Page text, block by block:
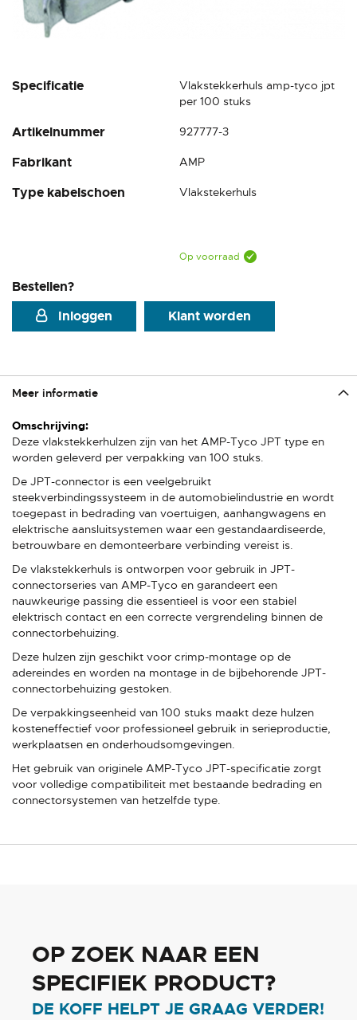
Specificatie
Vlakstekkerhuls amp-tyco jpt
per 100 stuks
Artikelnummer 927777-3
Fabrikant AMP
Type kabelschoen Vlakstekerhuls
Op voorraad
Bestellen?
Inloggen
Klant worden
Ga
begin
de
gallerij
Meer informatie
Meer
informatie
Deze vlakstekkerhulzen zijn van het AMP-Tyco JPT type en
worden geleverd per verpakking van 100 stuks.
De JPT-connector is een veelgebruikt
steekverbindingssysteem in de automobielindustrie en wordt
toegepast in bedrading van voertuigen, aanhangwagens en
elektrische aansluitsystemen waar een gestandaardiseerde,
betrouwbare en demonteerbare verbinding vereist is.
De vlakstekkerhuls is ontworpen voor gebruik in JPT-
connectorseries van AMP-Tyco en garandeert een
nauwkeurige passing die essentieel is voor een stabiel
elektrisch contact en een correcte vergrendeling binnen de
connectorbehuizing.
Deze hulzen zijn geschikt voor crimp-montage op de
adereindes en worden na montage in de bijbehorende JPT-
connectorbehuizing gestoken.
De verpakkingseenheid van 100 stuks maakt deze hulzen
kosteneffectief voor professioneel gebruik in serieproductie,
werkplaatsen en onderhoudsomgevingen.
Het gebruik van originele AMP-Tyco JPT-specificatie zorgt
voor volledige compatibiliteit met bestaande bedrading en
connectorsystemen van hetzelfde type.
OP ZOEK NAAR EEN
SPECIFIEK PRODUCT?
DE KOFF HELPT JE GRAAG VERDER!